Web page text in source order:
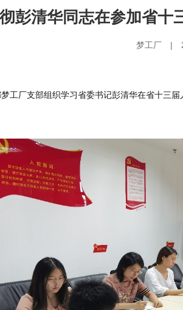
彭清华同志在参加省
梦工厂 |
厂支部组织学习省委书记彭清华在省十三届